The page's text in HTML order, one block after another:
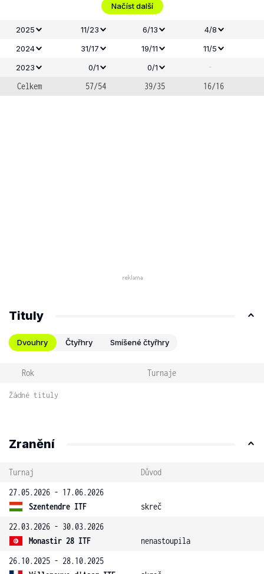
Načíst další
2025 11/23 6/13
4/8
2024
31/17 19/11
11/5
2023
0/1 0/1
-
Celkem
57/54 39/35 16/16
Tituly
Dvouhry Čtyřhry Smíšené čtyřhry
Rok Turnaje
Žádné tituly
Zranění
Turnaj
Důvod
27.05.2026 - 17.06.2026
Szentendre ITF
skreč
22.03.2026 - 30.03.2026
Monastir 28 ITF
nenastoupila
26.10.2025 - 28.10.2025